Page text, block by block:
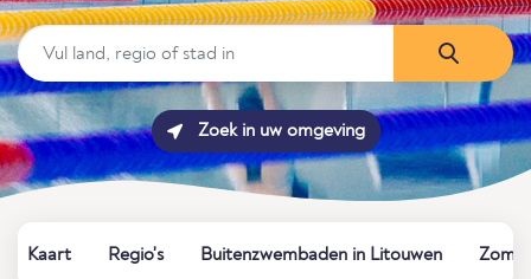
Zoek in uw omgeving
Kaart Regio's Buitenzwembaden in Litouwen